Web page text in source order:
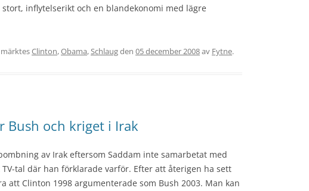
inflytelserikt och en blandekonomi med lägre
Clinton,Obama,Schlaugden 05 december 2008av Fytne.
Bush och kriget i Irak
av Irak eftersom Saddam inte samarbetat med
tal där han förklarade varför. Efter att återigen ha sett
att Clinton 1998 argumenterade som Bush 2003. Man kan